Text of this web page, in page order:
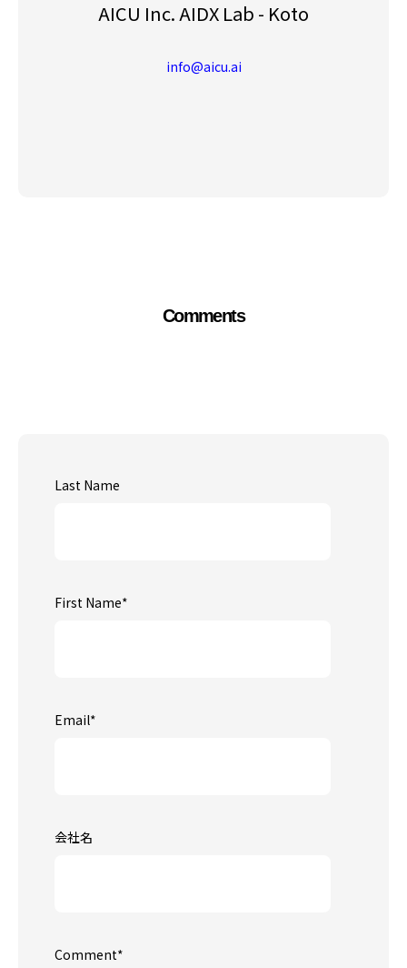
AICU Inc. AIDX Lab - Koto
info@aicu.ai
Comments
Last Name
First Name*
Email*
会社名
Comment*